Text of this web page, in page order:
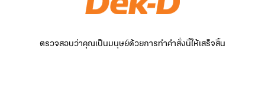
ตรวจสอบว่าคุณเป็นมนุษย์ด้วยการทำคำสั่งนี้ให้เสร็จสิ้น